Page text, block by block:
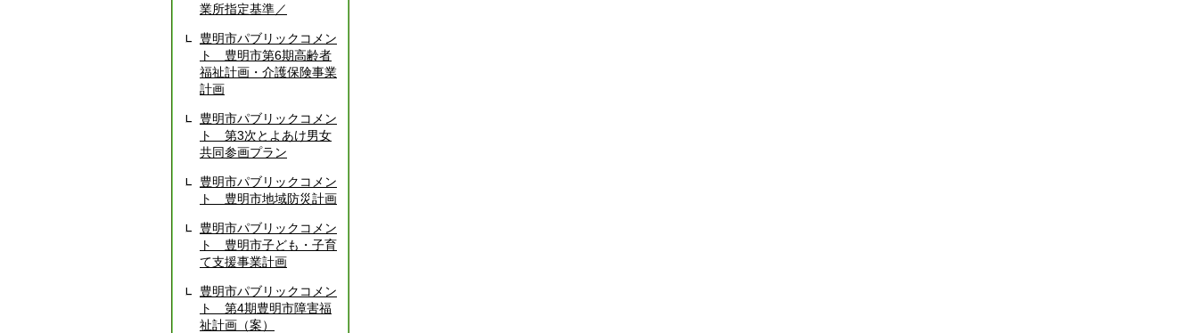
業所指定基準／
豊明市パブリックコメン
ト 豊明市第6期高齢者
福祉計画・介護保険事業
計画
豊明市パブリックコメン
ト 第3次とよあけ男女
共同参画プラン
豊明市パブリックコメン
ト 豊明市地域防災計画
豊明市パブリックコメン
ト 豊明市子ども・子育
て支援事業計画
豊明市パブリックコメン
ト 第4期豊明市障害福
祉計画（案）